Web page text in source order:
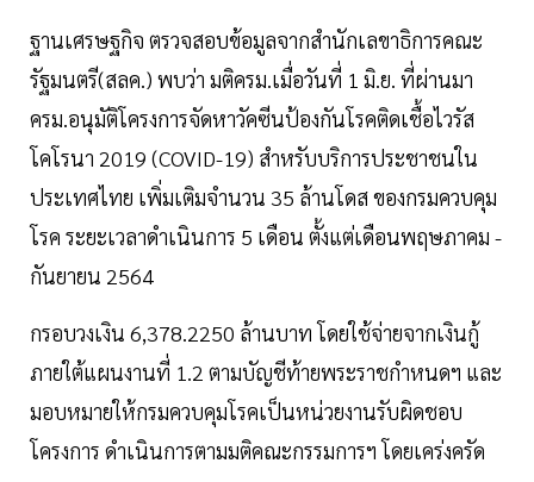
ฐานเศรษฐกิจ ตรวจสอบข้อมูลจากสำนักเลขาธิการคณะ
รัฐมนตรี(สลค.) พบว่า มติครม.เมื่อวันที่ 1 มิ.ย. ที่ผ่านมา
ครม.อนุมัติโครงการจัดหาวัคซีนป้องกันโรคติดเชื้อไวรัส
โคโรนา 2019 (COVID-19) สำหรับบริการประชาชนใน
ประเทศไทย เพิ่มเติมจำนวน 35 ล้านโดส ของกรมควบคุม
โรค ระยะเวลาดำเนินการ 5 เดือน ตั้งแต่เดือนพฤษภาคม -
กันยายน 2564
กรอบวงเงิน 6,378.2250 ล้านบาท โดยใช้จ่ายจากเงินกู้
ภายใต้แผนงานที่ 1.2 ตามบัญชีท้ายพระราชกำหนดฯ และ
มอบหมายให้กรมควบคุมโรคเป็นหน่วยงานรับผิดชอบ
โครงการ ดำเนินการตามมติคณะกรรมการฯ โดยเคร่งครัด